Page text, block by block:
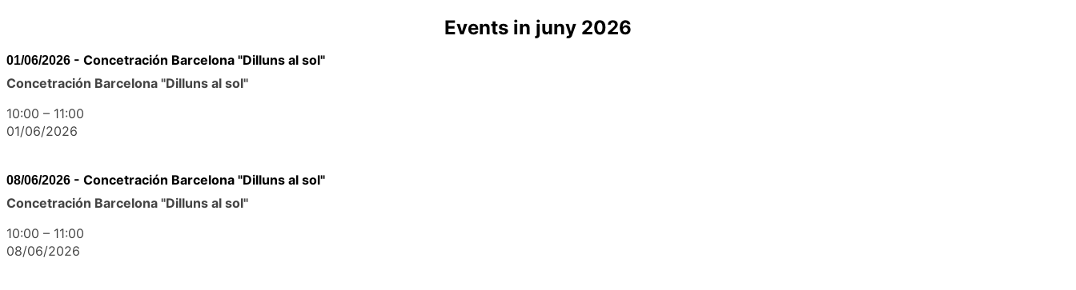
Events in juny 2026
01/06/2026 - Concetración Barcelona "Dilluns al sol"
Concetración Barcelona "Dilluns al sol"
10:00 – 11:00
01/06/2026
08/06/2026 - Concetración Barcelona "Dilluns al sol"
Concetración Barcelona "Dilluns al sol"
10:00 – 11:00
08/06/2026